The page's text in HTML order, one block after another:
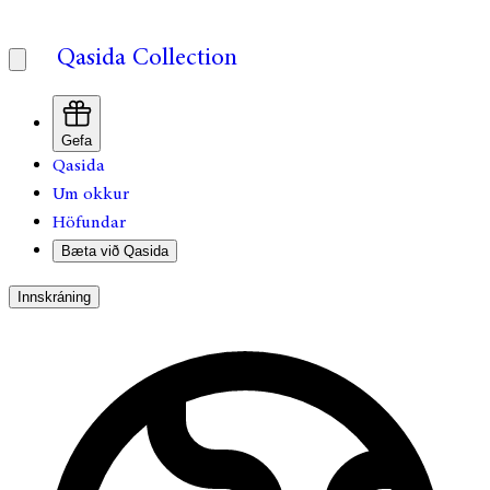
Qasida Collection
Gefa
Qasida
Um okkur
Höfundar
Bæta við Qasida
Innskráning